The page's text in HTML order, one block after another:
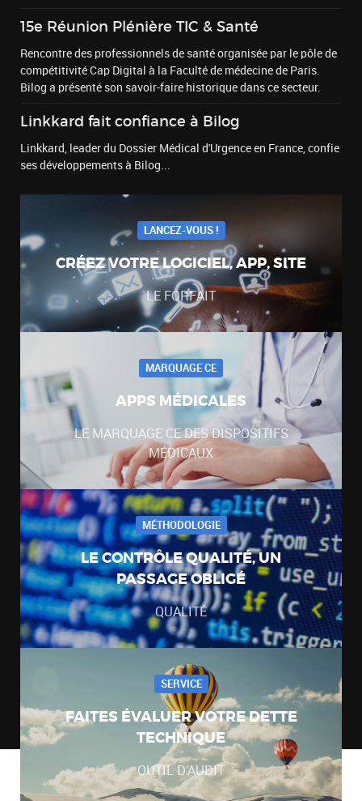
15e Réunion Plénière TIC & Santé
Rencontre des professionnels de santé organisée par le pôle de
compétitivité Cap Digital à la Faculté de médecine de Paris.
Bilog a présenté son savoir-faire historique dans ce secteur.
Linkkard fait confiance à Bilog
Linkkard, leader du Dossier Médical d'Urgence en France, confie
ses développements à Bilog...
LANCEZ-VOUS !
CRÉEZ VOTRE LOGICIEL, APP, SITE
LE FORFAIT
MARQUAGE CE
APPS MÉDICALES
LE MARQUAGE CE DES DISPOSITIFS
MÉDICAUX
MÉTHODOLOGIE
LE CONTRÔLE QUALITÉ, UN
PASSAGE OBLIGÉ
QUALITÉ
SERVICE
FAITES ÉVALUER VOTRE DETTE
TECHNIQUE
OUTIL D’AUDIT